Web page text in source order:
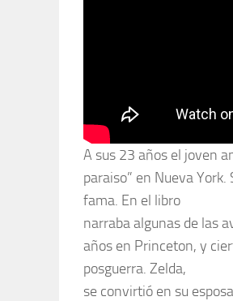
A sus 23 años el joven
paraiso” en Nueva
fama. En el libro
narraba algunas de las
años en Princeton, y
posguerra. Zelda,
se convirtió en su